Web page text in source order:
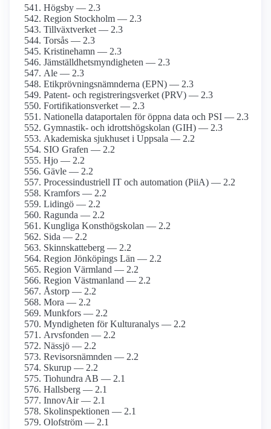
Högsby — 2.3
Region Stockholm — 2.3
Tillväxtverket — 2.3
Torsås — 2.3
Kristinehamn — 2.3
Jämställdhetsmyndigheten — 2.3
Ale — 2.3
Etikprövningsnämnderna (EPN) — 2.3
Patent- och registreringsverket (PRV) — 2.3
Fortifikationsverket — 2.3
Nationella dataportalen för öppna data och PSI — 2.3
Gymnastik- och idrottshögskolan (GIH) — 2.3
Akademiska sjukhuset i Uppsala — 2.2
SIO Grafen — 2.2
Hjo — 2.2
Gävle — 2.2
Processindustriell IT och automation (PiiA) — 2.2
Kramfors — 2.2
Lidingö — 2.2
Ragunda — 2.2
Kungliga Konsthögskolan — 2.2
Sida — 2.2
Skinnskatteberg — 2.2
Region Jönköpings Län — 2.2
Region Värmland — 2.2
Region Västmanland — 2.2
Åstorp — 2.2
Mora — 2.2
Munkfors — 2.2
Myndigheten för Kulturanalys — 2.2
Arvsfonden — 2.2
Nässjö — 2.2
Revisorsnämnden — 2.2
Skurup — 2.2
Tiohundra AB — 2.1
Hallsberg — 2.1
InnovAir — 2.1
Skolinspektionen — 2.1
Olofström — 2.1